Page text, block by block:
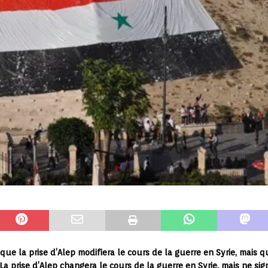
la prise d’Alep modifiera le cours de la guerre en Syrie,
prise d’Alep changera le cours de la guerre en Syrie, mais ne